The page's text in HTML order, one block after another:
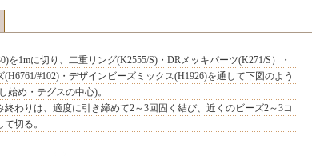
を1mに切り、二重リング(K2555/S)・DRメッキパーツ(K271/S）・
(H6761/#102)・デザインビーズミックス(H1926)を通して下図のよう
始め・テグスの中心)。
終わりは、適度に引き締めて2～3回固く結び、近くのビーズ2～3コ
切る。